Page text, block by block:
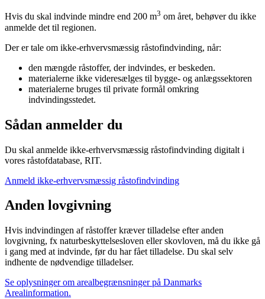
Hvis du skal indvinde mindre end 200 m3 om året, behøver du ikke
anmelde det til regionen.
Der er tale om ikke-erhvervsmæssig råstofindvinding, når:
den mængde råstoffer, der indvindes, er beskeden.
materialerne ikke videresælges til bygge- og anlægssektoren
materialerne bruges til private formål omkring
indvindingsstedet.
Sådan anmelder du
Du skal anmelde ikke-erhvervsmæssig råstofindvinding digitalt i
vores råstofdatabase, RIT.
Anmeld ikke-erhvervsmæssig råstofindvinding
Anden lovgivning
Hvis indvindingen af råstoffer kræver tilladelse efter anden
lovgivning, fx naturbeskyttelsesloven eller skovloven, må du ikke gå
i gang med at indvinde, før du har fået tilladelse. Du skal selv
indhente de nødvendige tilladelser.
Se oplysninger om arealbegrænsninger på Danmarks
Arealinformation.